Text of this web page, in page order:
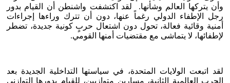
وأن يتركها العالم وشأنها. لقد اكتشفت واشنطن أن القيام بدور
رجل الإطفاء الدولي رغماً عنها، دون أن تترك وراءها إجراءات
أمنية وقائية فعالة، تحول دون اشتعال حربٍ كونية جديدة، تضطر
لإطفائها، لا يتماشى مع مقتضيات أمنها القومي.
لقد اتبعت الولايات المتحدة، في سياستها التداخلية الجديدة بعد
الحرب العالمية الثانية، مسارين متوازيين، للقيام بدورها التوازني